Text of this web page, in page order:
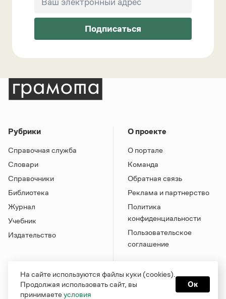
Подписаться
Рубрики
Справочная служба
Словари
Справочники
Библиотека
Журнал
Учебник
Издательство
О проекте
О портале
Команда
Обратная связь
Реклама и партнерство
Политика
конфиденциальности
Пользовательское
соглашение
На сайте используются файлы куки (cookies).
Продолжая использовать сайт, вы
принимаетеусловия
Ок